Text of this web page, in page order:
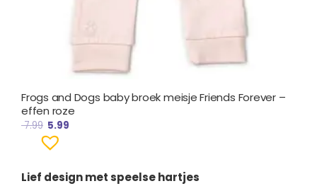
Frogs and Dogs baby broek meisje Friends Forever –
effen roze
7.99 5.99
Lief design met speelse hartjes